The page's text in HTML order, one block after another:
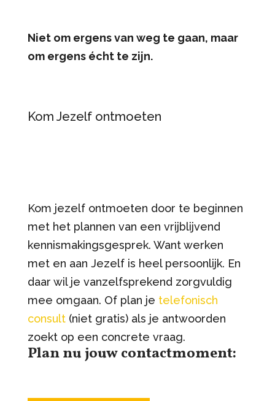
Niet om ergens van weg te gaan, maar
om ergens écht te zijn.
Kom Jezelf ontmoeten
Kom jezelf ontmoeten door te beginnen
met het plannen van een vrijblijvend
kennismakingsgesprek. Want werken
met en aan Jezelf is heel persoonlijk. En
daar wil je vanzelfsprekend zorgvuldig
mee omgaan. Of plan je telefonisch
consult (niet gratis) als je antwoorden
zoekt op een concrete vraag.
Plan nu jouw contactmoment: